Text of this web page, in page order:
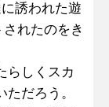
誘われた遊
れたのをき
らしくスカ
だろう。